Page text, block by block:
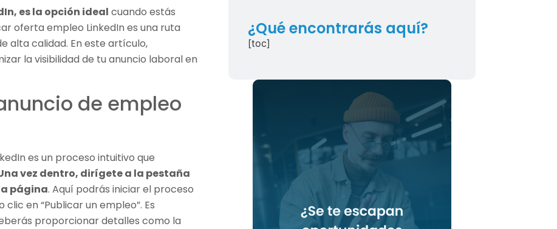
es la opción ideal cuando estás
oferta empleo LinkedIn es una ruta
alta calidad. En este artículo,
la visibilidad de tu anuncio laboral en
de empleo
es un proceso intuitivo que
vez dentro, dirígete a la pestaña
página. Aquí podrás iniciar el proceso
en “Publicar un empleo”. Es
proporcionar detalles como la
¿Qué encontrarás aquí?
[toc]